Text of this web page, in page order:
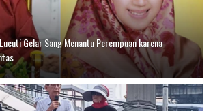
Gelar Sang Menantu Perempuan karena